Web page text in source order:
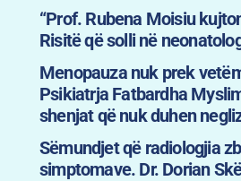
“Prof. Rubena Moisiu
Risitë që solli në
Menopauza nuk prek
Psikiatrja Fatbardha
shenjat që nuk duhen
Sëmundjet që radiologjia
simptomave. Dr. Dorian